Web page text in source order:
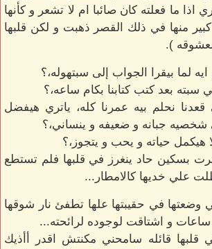
اذا ما فعلته كان صائبا ام لا تشعر و كأنها
منها في ذلك القصر ذهبت و لكن قلبها
).
لما بيقرا الجواب إلى سبتهوله،؟
سبته بعد كتب كتابنا بكام ساعه،؟
نحلم بيه عمرنا كله، ياتري هيفضل
شخصيه جبانه و ضعيفه و ينساني،؟
هيكمل حياته و يحب و يتجوز،؟
بسكين حاد ينغرز في قلبها فلم تستطع
علي خديها كالامطار...
وضعتها في حقيبتها علها تطفئ نار شوقها
ساعات و اشتاقت لوجوده لرائحته...
قائله سامحني مكنتش اقدر أأذيك